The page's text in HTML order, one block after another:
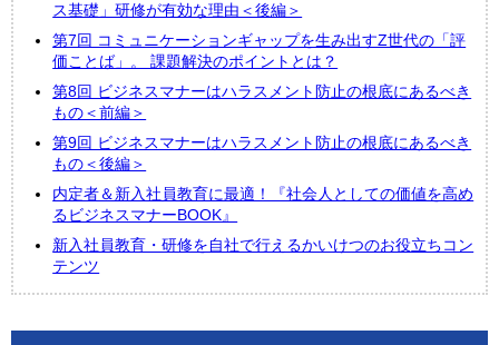
ス基礎」研修が有効な理由＜後編＞
第7回 コミュニケーションギャップを生み出すZ世代の「評
価ことば」。 課題解決のポイントとは？
第8回 ビジネスマナーはハラスメント防止の根底にあるべき
もの＜前編＞
第9回 ビジネスマナーはハラスメント防止の根底にあるべき
もの＜後編＞
内定者＆新入社員教育に最適！『社会人としての価値を高め
るビジネスマナーBOOK』
新入社員教育・研修を自社で行えるかいけつのお役立ちコン
テンツ